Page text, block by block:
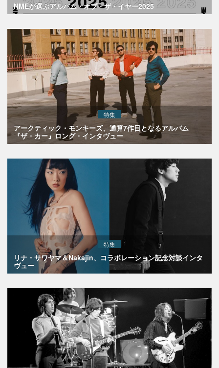
NMEが選ぶアルバム・オブ・ザ・イヤー2025
特集
アークティック・モンキーズ、通算7作目となるアルバム
『ザ・カー』ロング・インタヴュー
特集
リナ・サワヤマ＆Nakajin、コラボレーション記念対談インタ
ヴュー